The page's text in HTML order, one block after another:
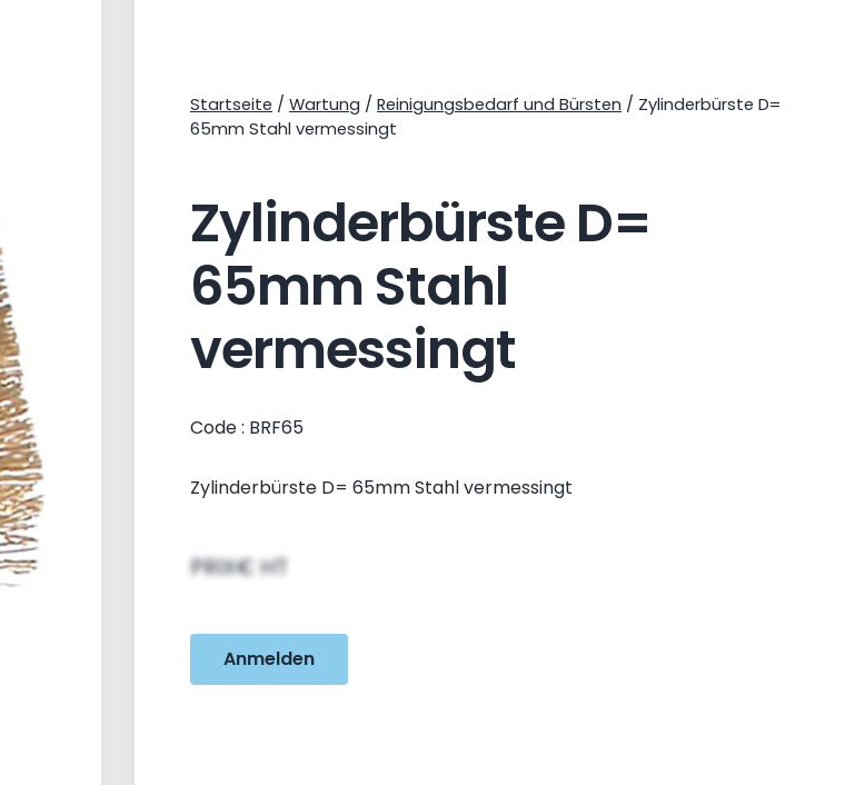
Startseite / Wartung / Reinigungsbedarf und Bürsten / Zylinderbürste D=
65mm Stahl vermessingt
Zylinderbürste D=
65mm Stahl
vermessingt
Code : BRF65
Zylinderbürste D= 65mm Stahl vermessingt
PRIX€ HT
Anmelden